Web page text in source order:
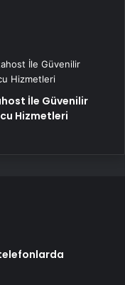
İle Güvenilir
Hizmetleri